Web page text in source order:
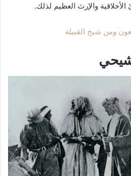
والإرث العظيم لذلك.
ومن شيخ القبيلة